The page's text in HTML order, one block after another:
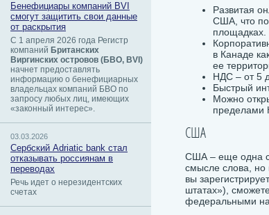
Развитая
США, что
площадках.
в Канаде
ее
НДС – от 5
Быстрый
Можно
пределами
США
США – еще одна
смысле слова, но
вы
штатах»),
федеральными
Бенефициары компаний BVI
смогут защитить свои данные
от раскрытия
С 1 апреля 2026 года Регистр
компаний Британских
Виргинских островов (БВО, BVI)
начнет предоставлять
информацию о бенефициарных
владельцах компаний БВО по
запросу любых лиц, имеющих
«законный интерес».
03.03.2026
Сербский ​Adriatic bank стал
отказывать россиянам в
переводах
Речь идет о нерезидентских
счетах